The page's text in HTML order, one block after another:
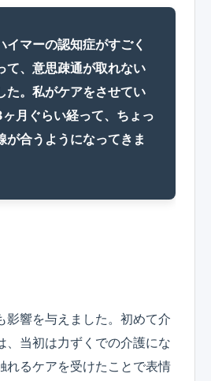
イマーの認知症がすごく
て、意思疎通が取れない
た。私がケアをさせてい
月ぐらい経って、ちょっ
が合うようになってきま
影響を与えました。初めて介
、当初は力ずくでの介護にな
れるケアを受けたことで表情